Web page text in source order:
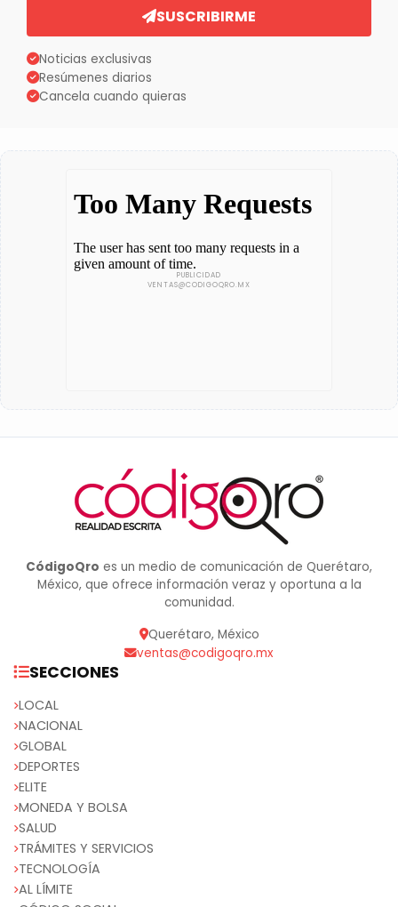
SUSCRIBIRME
Noticias exclusivas
Resúmenes diarios
Cancela cuando quieras
CódigoQro es un medio de comunicación de Querétaro,
México, que ofrece información veraz y oportuna a la
comunidad.
Querétaro, México
ventas@codigoqro.mx
SECCIONES
LOCAL
NACIONAL
GLOBAL
DEPORTES
ELITE
MONEDA Y BOLSA
SALUD
TRÁMITES Y SERVICIOS
TECNOLOGÍA
AL LÍMITE